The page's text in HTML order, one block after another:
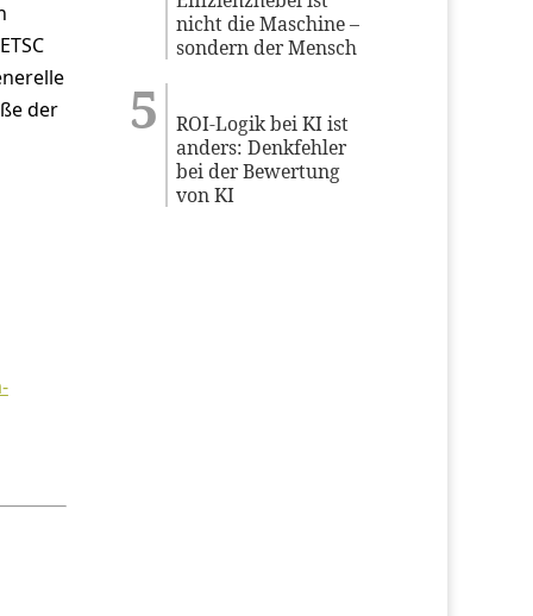
der
nicht die Maschine –
sondern der Mensch
ROI-Logik bei KI ist
anders: Denkfehler
bei der Bewertung
von KI